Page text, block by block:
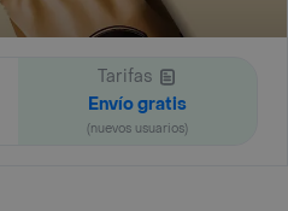
Tarifas
Envío gratis
(nuevos usuarios)